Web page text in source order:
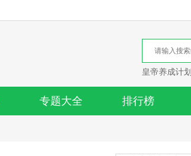
皇帝养成计划
专题大全 排行榜